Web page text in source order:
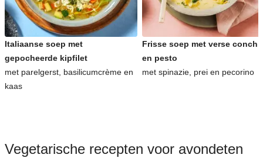
Italiaanse soep met
gepocheerde kipfilet
met parelgerst, basilicumcrème en
kaas
Frisse soep met verse
en pesto
met spinazie, prei en pecorino
Vegetarische recepten voor avondeten